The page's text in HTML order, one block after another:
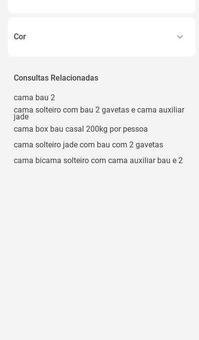
Social
Ver todos
Cor
Amadeirado
Ambar
Consultas Relacionadas
cama bau 2
cama solteiro com bau 2 gavetas e cama auxiliar
jade
cama box bau casal 200kg por pessoa
cama solteiro jade com bau com 2 gavetas
cama bicama solteiro com cama auxiliar bau e 2